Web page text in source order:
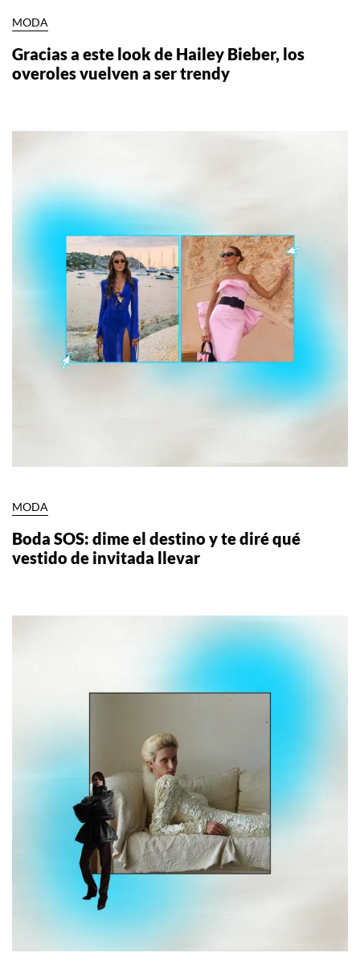
MODA
Gracias a este look de Hailey Bieber, los
overoles vuelven a ser trendy
MODA
Boda SOS: dime el destino y te diré qué
vestido de invitada llevar